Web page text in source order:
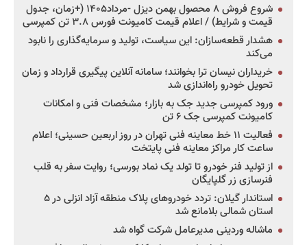
شروع فروش ۸ محصول بهمن دیزل -مرداد۱۴۰۵ (+زمان، جدول
قیمت و شرایط) / اعلام قیمت کامیونت فورس ۳.۸ تن کمپرسی
هشدار قطعه‌سازان: این سیاست، تولید و سرمایه‌گذاری را نابود
می‌کند
خریداران نیسان ترا بخوانند؛ سامانه آنلاین پیگیری قرارداد و زمان
تحویل خودرو راه‌اندازی شد
ورود کمپرسی جدید جک به بازار؛ مشخصات فنی و امکانات
کامیونت کمپرسی جک ۶ تن
فعالیت ۱۱ خط معاینه فنی تهران در روز اربعین حسینی؛ اعلام
ساعت کار مراکز معاینه فنی پایتخت
از تولید فنر خودرو تا تولد یک نماد بورسی؛ روایت سفر به قلب
فنرسازی زر گلپایگان
استاندار گیلان: تردد خودروهای پلاک منطقه آزاد انزلی در ۵
استان شمالی بلامانع شد
ماشاله وردینی مدیرعامل شرکت گواه شد